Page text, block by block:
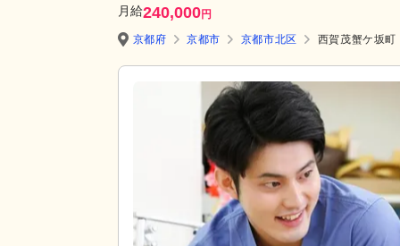
月給240,000円
京都府
京都市 京都市北区 西賀茂蟹ケ坂町